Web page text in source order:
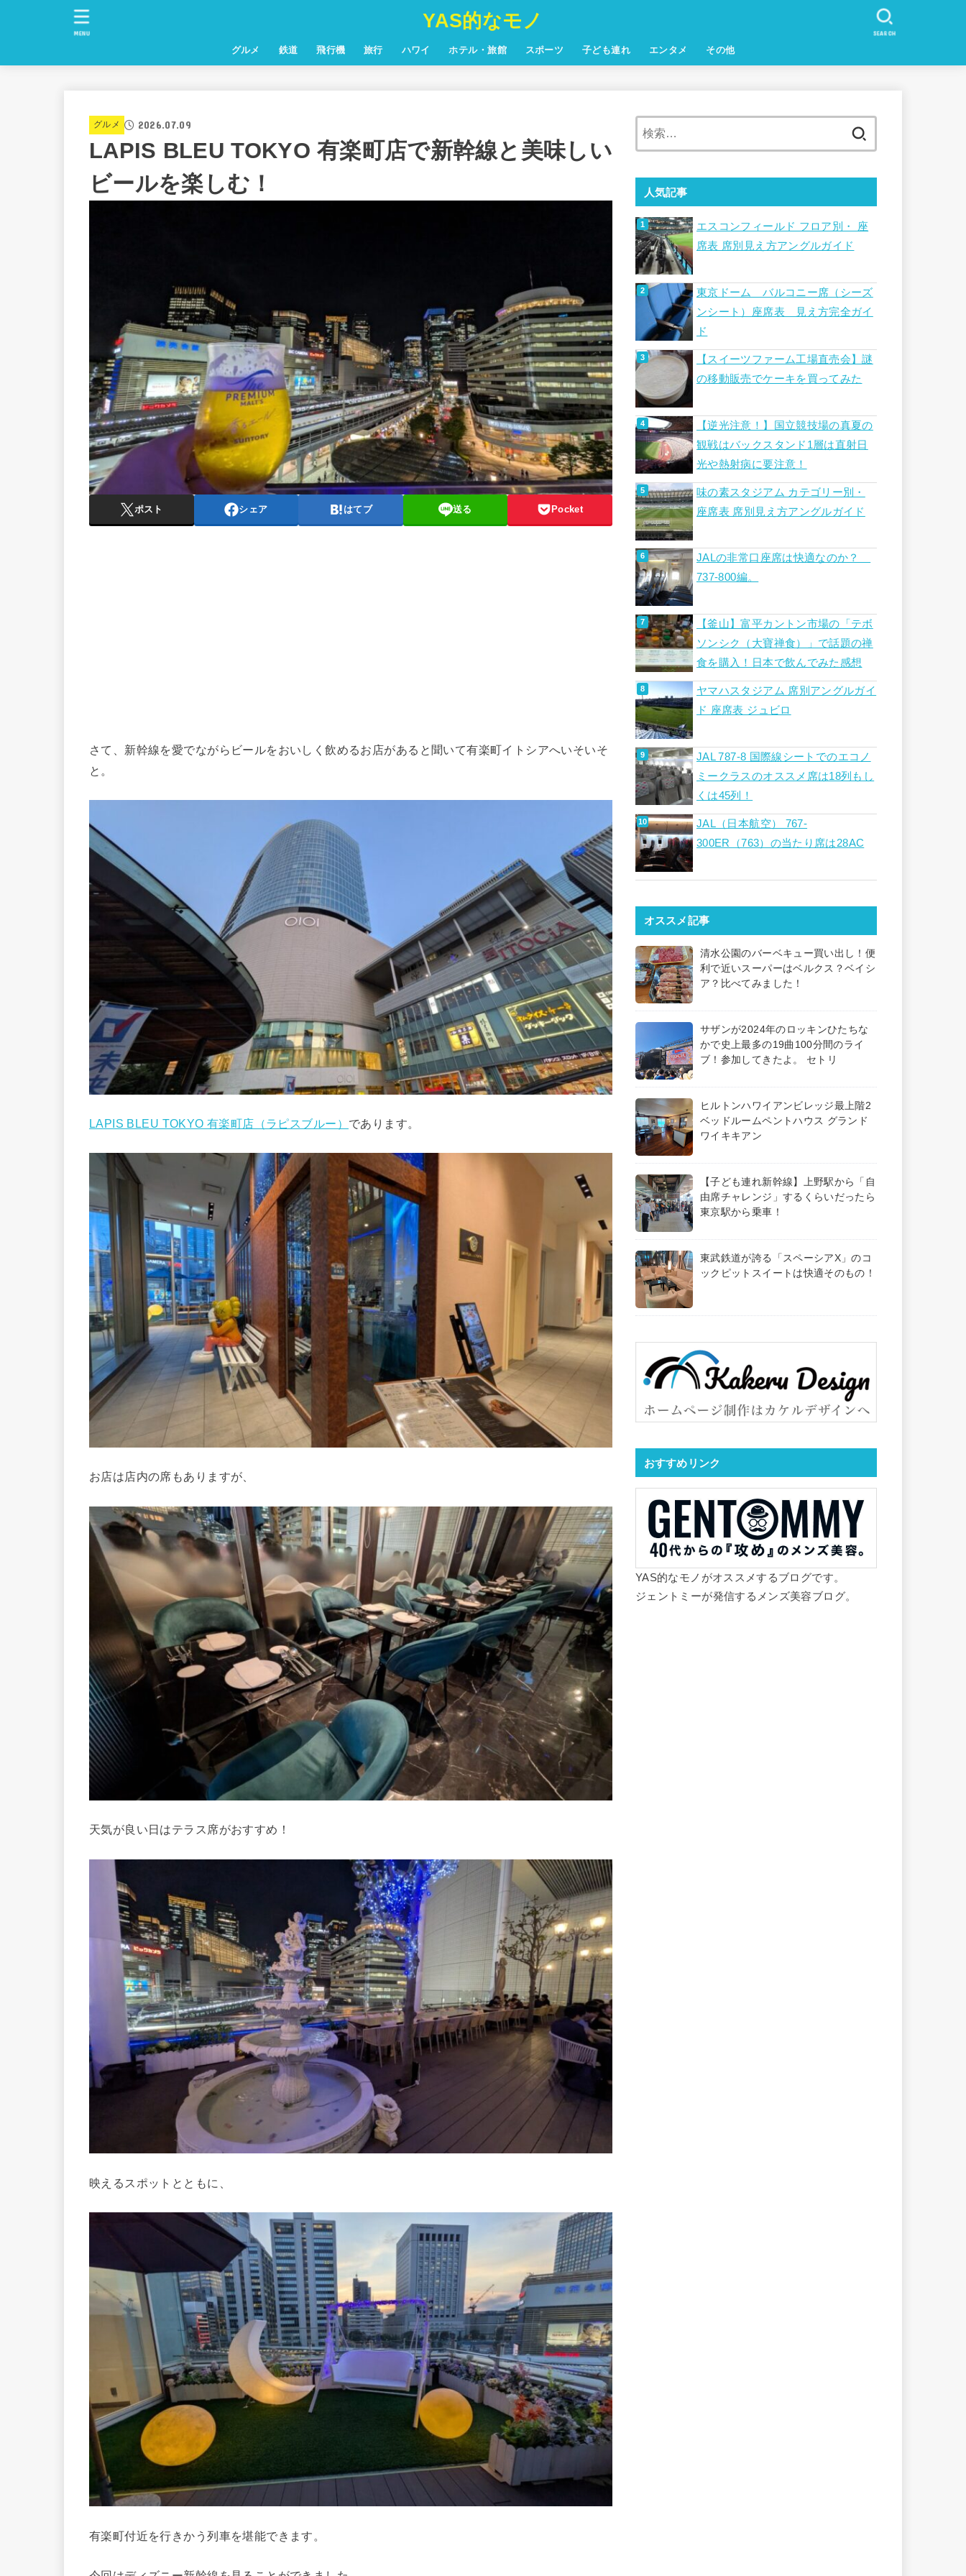
YAS的なモノ
グルメ 鉄道 飛行機 旅行 ハワイ ホテル・旅館 スポーツ 子ども連れ エンタメ その他
SEARCH
MENU
グルメ 2026.07.09
LAPIS BLEU TOKYO 有楽町店で新幹線と美味しい
ビールを楽しむ！
ポスト シェア はてブ 送る Pocket
さて、新幹線を愛でながらビールをおいしく飲めるお店があると聞いて有楽町イトシアへいそいそ
と。
LAPIS BLEU TOKYO 有楽町店（ラピスブルー） であります。
お店は店内の席もありますが、
天気が良い日はテラス席がおすすめ！
映えるスポットとともに、
有楽町付近を行きかう列車を堪能できます。
人気記事
エスコンフィールド フロア別・ 座
席表 席別見え方アングルガイド
東京ドーム バルコニー席（シーズ
ンシート）座席表 見え方完全ガイ
ド
【スイーツファーム工場直売会】謎
の移動販売でケーキを買ってみた
【逆光注意！】国立競技場の真夏の
観戦はバックスタンド1層は直射日
光や熱射病に要注意！
味の素スタジアム カテゴリー別・
座席表 席別見え方アングルガイド
JALの非常口座席は快適なのか？
737-800編。
【釜山】富平カントン市場の「テボ
ソンシク（大寶禅食）」で話題の禅
食を購入！日本で飲んでみた感想
ヤマハスタジアム 席別アングルガイ
ド 座席表 ジュビロ
JAL 787-8 国際線シートでのエコノ
ミークラスのオススメ席は18列もし
くは45列！
JAL（日本航空） 767-
300ER（763）の当たり席は28AC
オススメ記事
清水公園のバーベキュー買い出し！便
利で近いスーパーはベルクス？ベイシ
ア？比べてみました！
サザンが2024年のロッキンひたちな
かで史上最多の19曲100分間のライ
ブ！参加してきたよ。 セトリ
ヒルトンハワイアンビレッジ最上階2
ベッドルームペントハウス グランド
ワイキキアン
【子ども連れ新幹線】上野駅から「自
由席チャレンジ」するくらいだったら
東京駅から乗車！
東武鉄道が誇る「スペーシアX」のコ
ックピットスイートは快適そのもの！
おすすめリンク
YAS的なモノがオススメするブログです。
ジェントミーが発信するメンズ美容ブログ。